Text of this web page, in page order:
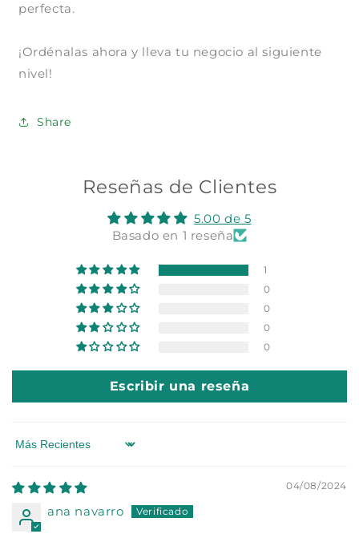
perfecta.
¡Ordénalas ahora y lleva tu negocio al siguiente
nivel!
Share
Reseñas de Clientes
5.00 de 5
Basado en 1 reseña
1
0
0
0
0
Escribir una reseña
Sort by
04/08/2024
ana navarro
pagar con Meses sin Tarjeta.
En tu cuenta de Mercado Pago,elige